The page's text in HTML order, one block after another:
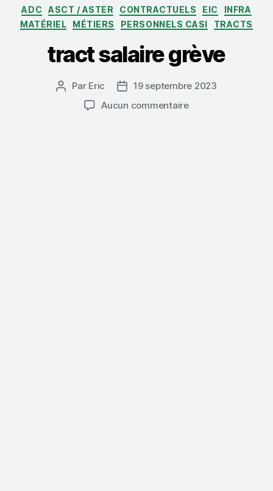
Catégories
ADC ASCT / ASTER CONTRACTUELS EIC
INFRA
MATÉRIEL
MÉTIERS PERSONNELS CASI TRACTS
tract salaire grève
Auteur
l’article
Par Eric
Date19 septembre 2023
Aucun commentairesur